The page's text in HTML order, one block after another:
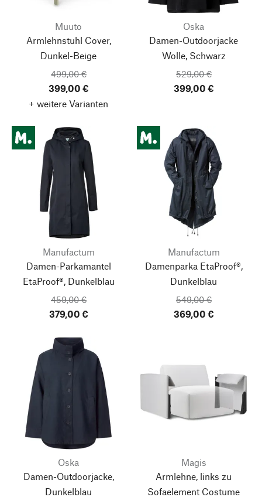
Muuto
Armlehnstuhl Cover,
Dunkel-Beige
499,00 €
399,00 €
+ weitere Varianten
Oska
Damen-Outdoorjacke
Wolle, Schwarz
529,00 €
399,00 €
Manufactum
Damen-Parkamantel
EtaProof®, Dunkelblau
459,00 €
379,00 €
Manufactum
Damenparka EtaProof®,
Dunkelblau
549,00 €
369,00 €
Oska
Damen-Outdoorjacke,
Dunkelblau
Magis
Armlehne, links zu
Sofaelement Costume